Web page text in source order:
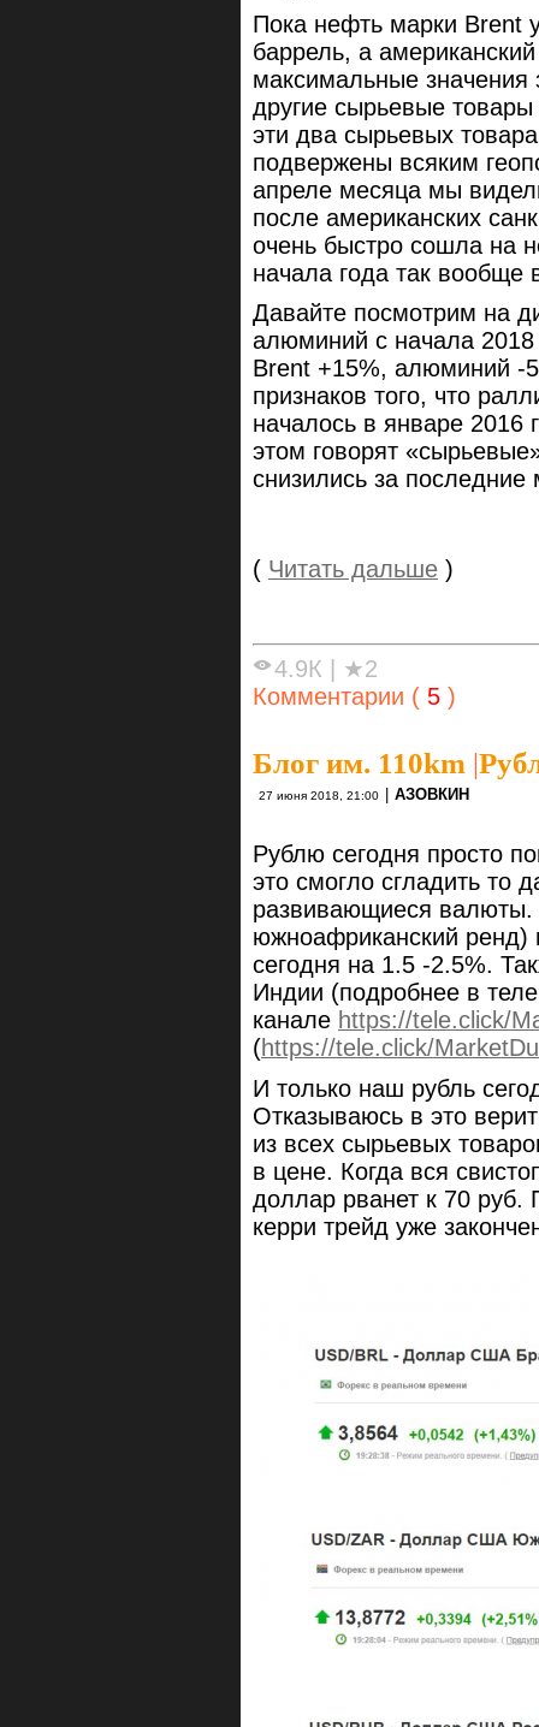
Пока нефть марки Brent
баррель, а
максимальные значения
другие сырьевые
эти два сырьевых
подвержены всяким
апреле месяца мы
после американских
очень быстро сошла на
начала года так вообще
Давайте посмотрим на
алюминий с начала
Brent +15%, алюминий -
признаков того, что
началось в январе 2016
этом говорят
снизились за
( Читать дальше )
4.9К
★2
Комментарии ( 5 )
Блог им. 110km |
27 июня 2018, 21:00 АЗОВКИН
Рублю сегодня просто
это смогло сгладить то
развивающиеся валюты.
южноафриканский
сегодня на 1.5 -2.5%.
Индии (подробнее в
канале https://tele.click/
(https://tele.click/
И только наш рубль
Отказываюсь в это
из всех сырьевых
в цене. Когда вся
доллар рванет к 70
керри трейд уже